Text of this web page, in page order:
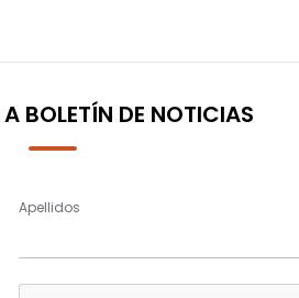
BOLETÍN DE NOTICIAS
Apellidos